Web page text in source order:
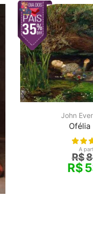
John
Ofélia
A
R$
R$